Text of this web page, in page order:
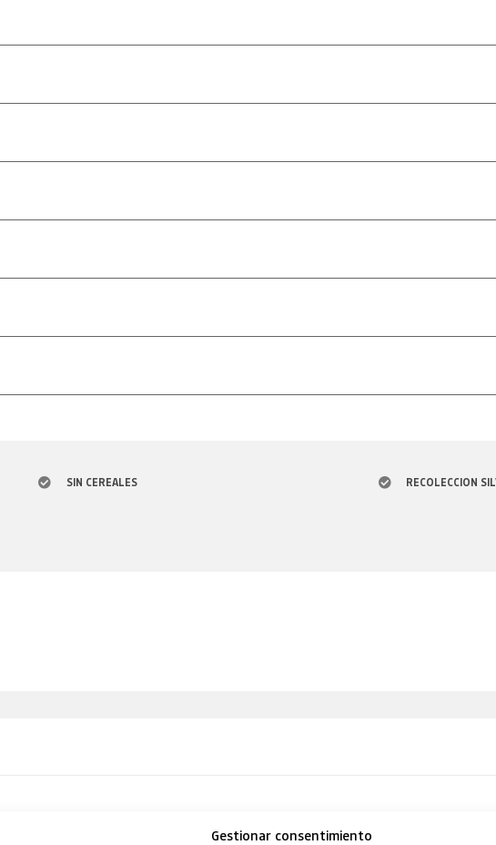
Gestionar consentimiento
SIN CEREALES RECOLECCION